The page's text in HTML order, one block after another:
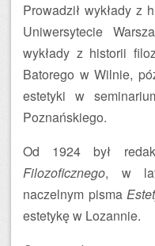
Prowadził wykłady z
Uniwersytecie
wykłady z historii
Batorego w Wilnie,
estetyki w
Poznańskiego.
Od 1924 był
Filozoficznego, w
naczelnym pisma
estetykę w Lozannie.